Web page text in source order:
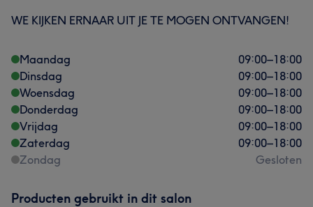
WE KIJKEN ERNAAR UIT JE TE MOGEN ONTVANGEN!
Maandag 09:00–18:00
Dinsdag
09:00–18:00
Woensdag
09:00–18:00
Donderdag
09:00–18:00
Vrijdag
09:00–18:00
Zaterdag
09:00–18:00
Zondag
Gesloten
Producten gebruikt in dit salon